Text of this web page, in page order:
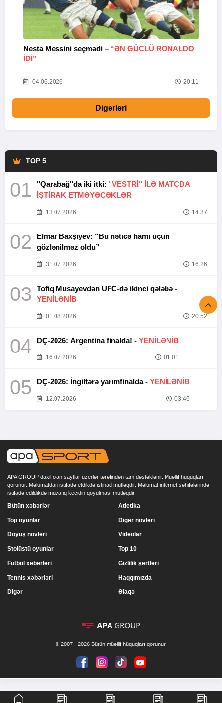
Nesta Messini seçmədi – “ƏN GÜCLÜ RONALDO
IDI”
04.06.2026 20:11
Digərləri
TOP 5
01 "Qarabağ"da iki itki: "VESTRİ" İLƏ MATÇDA
İŞTİRAK ETMƏYƏCƏKLƏR
13.07.2026 14:37
02
Elmar Baxşıyev: “Bu nəticə hamı üçün
gözlənilməz oldu”
31.07.2026 16:26
03
Tofiq Musayevdən UFC-də ikinci qələbə -
YENİLƏNİB
01.08.2026 20:52
04 DÇ-2026: Argentina finalda! - YENİLƏNİB
16.07.2026 01:01
05 DÇ-2026: İngiltərə yarımfinalda - YENİLƏNİB
12.07.2026 03:46
APA GROUP daxil olan saytlar uzerlər tərəfindən tam dəstəklənir. Müəllif hüquqları
qorunur. Məlumatdan istifadə etdikdə istinad mütləqdir. Məlumat internet səhifələrində
istifadə edildikdə müvafiq keçidin qoyulması mütləqdir.
Bütün xəbərlər
Top oyunlar
Döyüş növləri
Stolüstü oyunlar
Atletika
Digər növləri
Videolar
Top 10
Futbol xəbərləri
Tennis xəbərləri
Digər
Gizlilik şərtləri
Haqqımızda
Əlaqə
© 2007 - 2026 Bütün müəllif hüquqları qorunur.